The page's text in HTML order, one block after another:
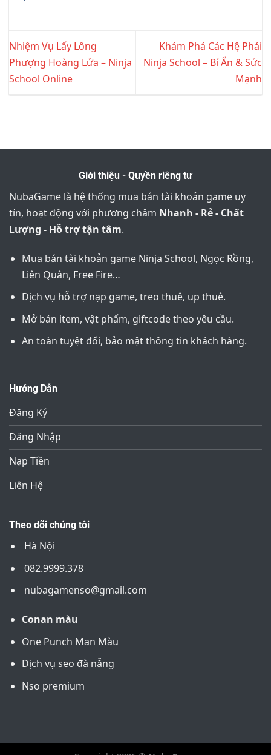
Nhiệm Vụ Lấy Lông
Phượng Hoàng Lửa – Ninja
School Online
Khám Phá Các Hệ Phái
Ninja School – Bí Ẩn & Sức
Mạnh
Giới thiệu - Quyền riêng tư
NubaGame là hệ thống mua bán tài khoản game uy
tín, hoạt động với phương châm Nhanh - Rẻ - Chất
Lượng - Hỗ trợ tận tâm.
Mua bán tài khoản game Ninja School, Ngọc Rồng,
Liên Quân, Free Fire…
Dịch vụ hỗ trợ nạp game, treo thuê, up thuê.
Mở bán item, vật phẩm, giftcode theo yêu cầu.
An toàn tuyệt đối, bảo mật thông tin khách hàng.
Hướng Dẫn
Đăng Ký
Đăng Nhập
Nạp Tiền
Liên Hệ
Theo dõi chúng tôi
Hà Nội
082.9999.378
nubagamenso@gmail.com
Conan màu
One Punch Man Màu
Dịch vụ seo đà nẵng
Nso premium